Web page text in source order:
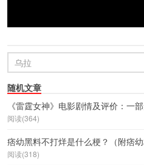
随机文章
《雷霆女神》电影剧情及评价：一
阅读(364)
痞幼黑料不打烊是什么梗？（附痞幼
阅读(318)